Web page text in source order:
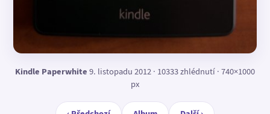
Kindle Paperwhite 9. listopadu 2012 · 10333 zhlédnutí · 740×1000
px